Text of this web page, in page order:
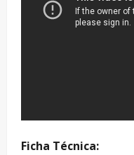
Ficha Técnica: